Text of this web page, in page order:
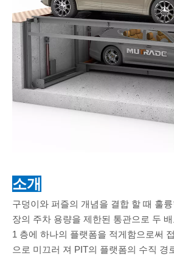
소개
구덩이와 퍼즐의 개념을 결합 할 때 훌
장의 주차 용량을 제한된 통관으로 두
1 층에 하나의 플랫폼을 적게함으로써
으로 미끄러 져 PIT의 플랫폼의 수직 경